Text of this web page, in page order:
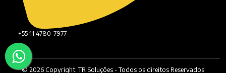
+55 11 4780-7977
© 2026 Copyright: TR Soluções - Todos os direitos Reservados